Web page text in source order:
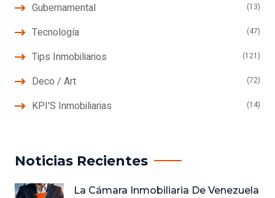
Gubernamental (13)
Tecnología (47)
Tips Inmobiliarios (121)
Deco / Art (72)
KPI'S Inmobiliarias (14)
Noticias Recientes
La Cámara Inmobiliaria De Venezuela